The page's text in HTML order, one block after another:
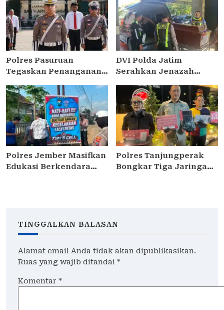
Diamankan
Pulut Ketan Ungu
Polres Pasuruan
Tegaskan Penanganan
Telah Tuntas dan
Berkekuatan Hukum
Tetap
DVI Polda Jatim
Serahkan Jenazah
Mutiara Sentosa II
Polres Jember Masifkan
Edukasi Berkendara
Polres Tanjungperak
Bongkar Tiga Jaringan
TINGGALKAN BALASAN
Alamat email Anda tidak akan dipublikasikan.
Ruas yang wajib ditandai *
Komentar *